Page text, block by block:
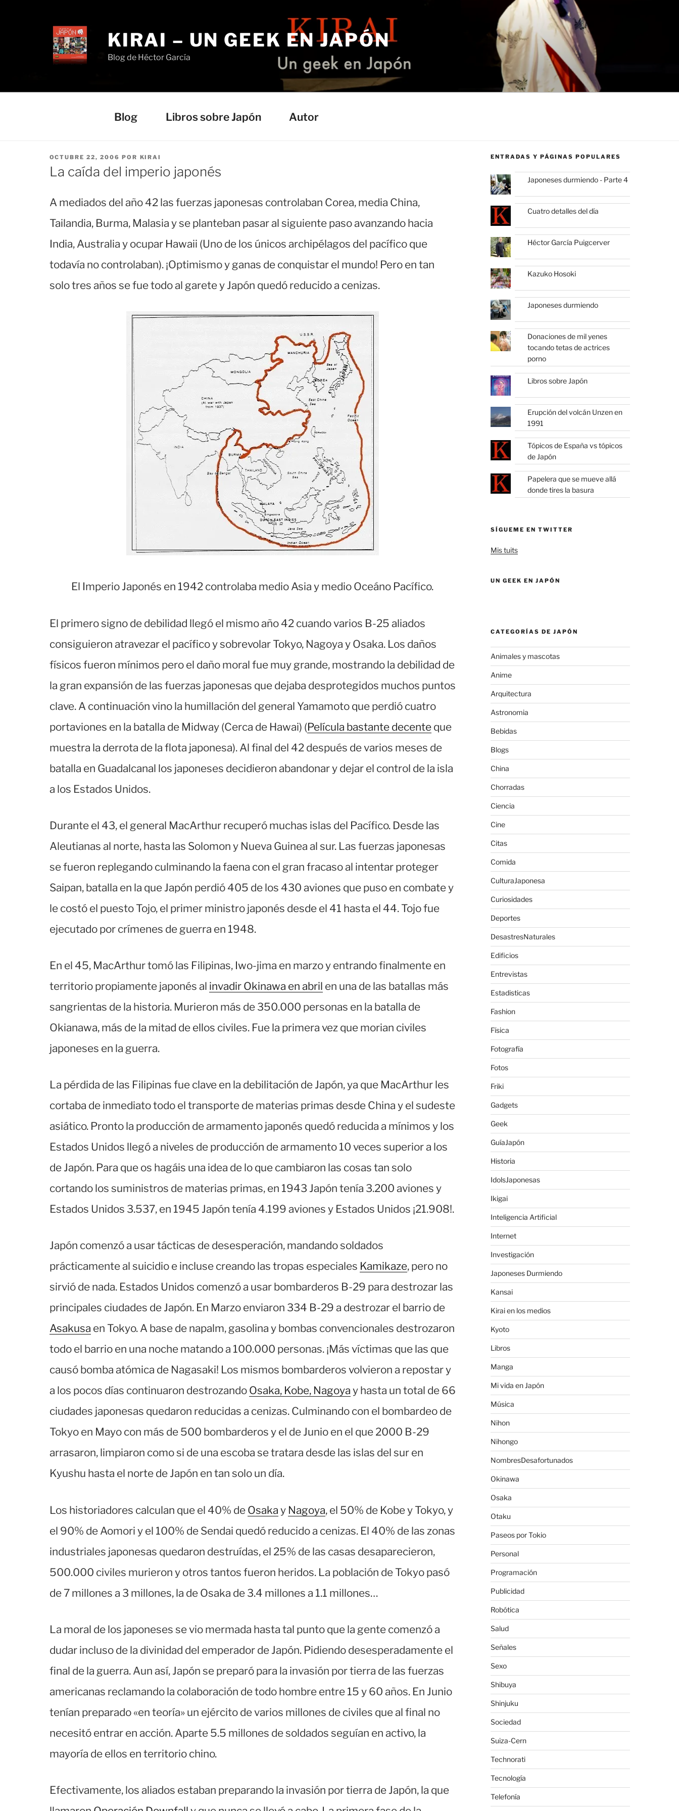
KIRAI – UN GEEK EN JAPÓN
Blog de Héctor García
Blog Libros sobre Japón Autor
PUBLICADO
EL
OCTUBRE 22, 2006 POR KIRAI
La caída del imperio japonés
A mediados del año 42 las fuerzas japonesas controlaban Corea, media China,
Tailandia, Burma, Malasia y se planteban pasar al siguiente paso avanzando hacia
India, Australia y ocupar Hawaii (Uno de los únicos archipélagos del pacífico que
todavía no controlaban). ¡Optimismo y ganas de conquistar el mundo! Pero en tan
solo tres años se fue todo al garete y Japón quedó reducido a cenizas.
El Imperio Japonés en 1942 controlaba medio Asia y medio Oceáno Pacífico.
El primero signo de debilidad llegó el mismo año 42 cuando varios B-25 aliados
consiguieron atravezar el pacífico y sobrevolar Tokyo, Nagoya y Osaka. Los daños
físicos fueron mínimos pero el daño moral fue muy grande, mostrando la debilidad de
la gran expansión de las fuerzas japonesas que dejaba desprotegidos muchos puntos
clave. A continuación vino la humillación del general Yamamoto que perdió cuatro
portaviones en la batalla de Midway (Cerca de Hawai) (Película bastante decenteque
muestra la derrota de la flota japonesa). Al final del 42 después de varios meses de
batalla en Guadalcanal los japoneses decidieron abandonar y dejar el control de la isla
a los Estados Unidos.
Durante el 43, el general MacArthur recuperó muchas islas del Pacífico. Desde las
Aleutianas al norte, hasta las Solomon y Nueva Guinea al sur. Las fuerzas japonesas
se fueron replegando culminando la faena con el gran fracaso al intentar proteger
Saipan, batalla en la que Japón perdió 405 de los 430 aviones que puso en combate y
le costó el puesto Tojo, el primer ministro japonés desde el 41 hasta el 44. Tojo fue
ejecutado por crímenes de guerra en 1948.
En el 45, MacArthur tomó las Filipinas, Iwo-jima en marzo y entrando finalmente en
territorio propiamente japonés al invadir Okinawa en abril en una de las batallas más
sangrientas de la historia. Murieron más de 350.000 personas en la batalla de
Okianawa, más de la mitad de ellos civiles. Fue la primera vez que morian civiles
japoneses en la guerra.
La pérdida de las Filipinas fue clave en la debilitación de Japón, ya que MacArthur les
cortaba de inmediato todo el transporte de materias primas desde China y el sudeste
asiático. Pronto la producción de armamento japonés quedó reducida a mínimos y los
Estados Unidos llegó a niveles de producción de armamento 10 veces superior a los
de Japón. Para que os hagáis una idea de lo que cambiaron las cosas tan solo
cortando los suministros de materias primas, en 1943 Japón tenía 3.200 aviones y
Estados Unidos 3.537, en 1945 Japón tenía 4.199 aviones y Estados Unidos ¡21.908!.
Japón comenzó a usar tácticas de desesperación, mandando soldados
prácticamente al suicidio e incluse creando las tropas especiales Kamikaze, pero no
sirvió de nada. Estados Unidos comenzó a usar bombarderos B-29 para destrozar las
principales ciudades de Japón. En Marzo enviaron 334 B-29 a destrozar el barrio de
Asakusa en Tokyo. A base de napalm, gasolina y bombas convencionales destrozaron
todo el barrio en una noche matando a 100.000 personas. ¡Más víctimas que las que
causó bomba atómica de Nagasaki! Los mismos bombarderos volvieron a repostar y
a los pocos días continuaron destrozando Osaka, Kobe, Nagoya y hasta un total de 66
ciudades japonesas quedaron reducidas a cenizas. Culminando con el bombardeo de
Tokyo en Mayo con más de 500 bombarderos y el de Junio en el que 2000 B-29
arrasaron, limpiaron como si de una escoba se tratara desde las islas del sur en
Kyushu hasta el norte de Japón en tan solo un día.
Los historiadores calculan que el 40% de Osaka y Nagoya, el 50% de Kobe y Tokyo, y
el 90% de Aomori y el 100% de Sendai quedó reducido a cenizas. El 40% de las zonas
industriales japonesas quedaron destruídas, el 25% de las casas desaparecieron,
500.000 civiles murieron y otros tantos fueron heridos. La población de Tokyo pasó
de 7 millones a 3 millones, la de Osaka de 3.4 millones a 1.1 millones…
La moral de los japoneses se vio mermada hasta tal punto que la gente comenzó a
dudar incluso de la divinidad del emperador de Japón. Pidiendo desesperadamente el
final de la guerra. Aun así, Japón se preparó para la invasión por tierra de las fuerzas
americanas reclamando la colaboración de todo hombre entre 15 y 60 años. En Junio
tenían preparado «en teoría» un ejército de varios millones de civiles que al final no
necesitó entrar en acción. Aparte 5.5 millones de soldados seguían en activo, la
mayoría de ellos en territorio chino.
Efectivamente, los aliados estaban preparando la invasión por tierra de Japón, la que
ENTRADAS Y PÁGINAS POPULARES
Japoneses durmiendo - Parte 4
Cuatro detalles del día
Héctor García Puigcerver
Kazuko Hosoki
Japoneses durmiendo
Donaciones de mil yenes
tocando tetas de actrices
porno
Libros sobre Japón
Erupción del volcán Unzen en
1991
Tópicos de España vs tópicos
de Japón
Papelera que se mueve allá
donde tires la basura
SÍGUEME EN TWITTER
Mis tuits
UN GEEK EN JAPÓN
CATEGORÍAS DE JAPÓN
Animales y mascotas
Anime
Arquitectura
Astronomia
Bebidas
Blogs
China
Chorradas
Ciencia
Cine
Citas
Comida
CulturaJaponesa
Curiosidades
Deportes
DesastresNaturales
Edificios
Entrevistas
Estadisticas
Fashion
Física
Fotografía
Fotos
Friki
Gadgets
Geek
GuíaJapón
Historia
IdolsJaponesas
Ikigai
Inteligencia Artificial
Internet
Investigación
Japoneses Durmiendo
Kansai
Kirai en los medios
Kyoto
Libros
Manga
Mi vida en Japón
Música
Nihon
Nihongo
NombresDesafortunados
Okinawa
Osaka
Otaku
Paseos por Tokio
Personal
Programación
Publicidad
Robótica
Salud
Señales
Sexo
Shibuya
Shinjuku
Sociedad
Suiza-Cern
Technorati
Tecnología
Telefonía